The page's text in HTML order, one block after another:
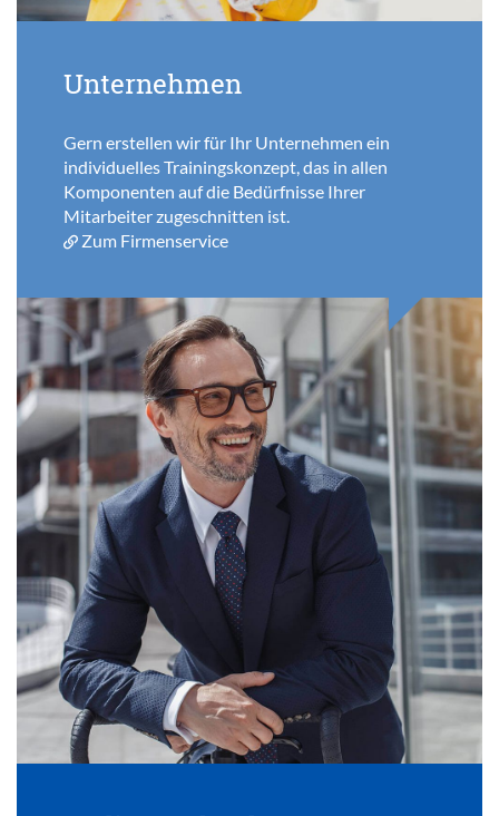
Unternehmen
Gern erstellen wir für Ihr Unternehmen ein
individuelles Trainingskonzept, das in allen
Komponenten auf die Bedürfnisse Ihrer
Mitarbeiter zugeschnitten ist.
Zum Firmenservice